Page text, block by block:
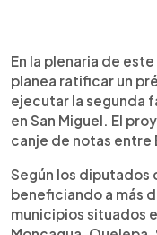
► Escuchar
En la plenaria de
planea ratificar un
ejecutar la segunda
en San Miguel. El
canje de notas entre
Según los diputados
beneficiando a más
municipios situados